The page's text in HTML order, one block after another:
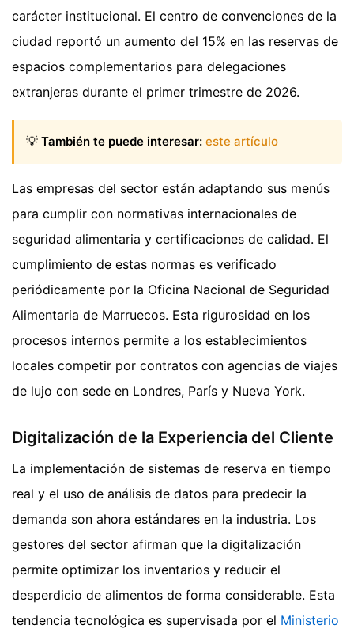
carácter institucional. El centro de convenciones de la
ciudad reportó un aumento del 15% en las reservas de
espacios complementarios para delegaciones
extranjeras durante el primer trimestre de 2026.
💡 También te puede interesar: este artículo
Las empresas del sector están adaptando sus menús
para cumplir con normativas internacionales de
seguridad alimentaria y certificaciones de calidad. El
cumplimiento de estas normas es verificado
periódicamente por la Oficina Nacional de Seguridad
Alimentaria de Marruecos. Esta rigurosidad en los
procesos internos permite a los establecimientos
locales competir por contratos con agencias de viajes
de lujo con sede en Londres, París y Nueva York.
Digitalización de la Experiencia del Cliente
La implementación de sistemas de reserva en tiempo
real y el uso de análisis de datos para predecir la
demanda son ahora estándares en la industria. Los
gestores del sector afirman que la digitalización
permite optimizar los inventarios y reducir el
desperdicio de alimentos de forma considerable. Esta
tendencia tecnológica es supervisada por el Ministerio